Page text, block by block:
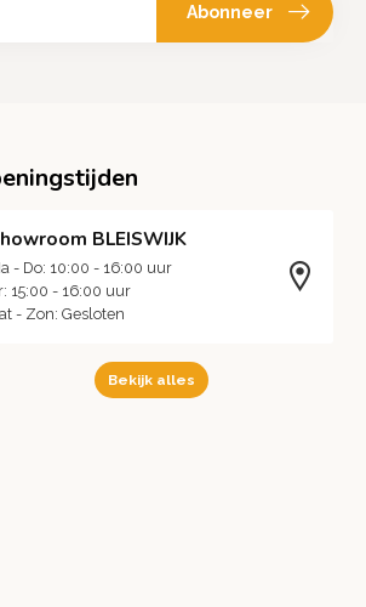
Abonneer
BLEISWIJK
- Do: 10:00 - 16:00 uur
15:00 - 16:00 uur
- Zon: Gesloten
Bekijk alles